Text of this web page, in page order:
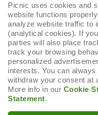
Picnic uses cookies and
website functions
analyze website traffic to
(analytical cookies). If
parties will also place
track your browsing
personalized
interests. You can
withdraw your consent at
More info in our Cookie
Statement.